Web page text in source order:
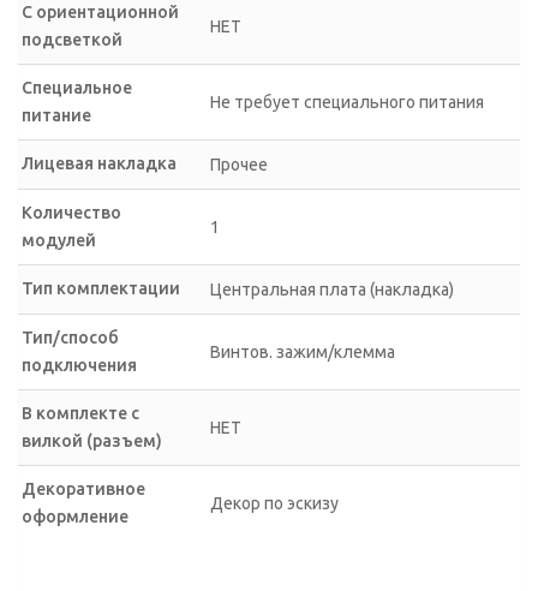
С ориентационной
подсветкой
НЕТ
Специальное
питание
Не требует специального питания
Лицевая накладка Прочее
Количество
модулей
1
Тип комплектации Центральная плата (накладка)
Тип/способ
подключения
Винтов. зажим/клемма
В комплекте с
вилкой (разъем)
НЕТ
Декоративное
оформление
Декор по эскизу